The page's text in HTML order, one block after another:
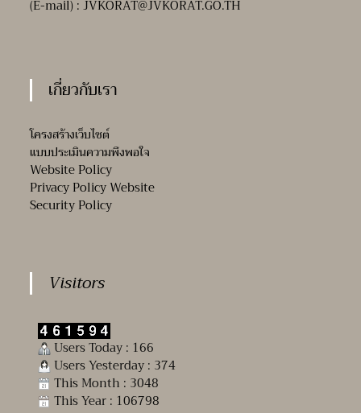
(E-mail) : JVKORAT@JVKORAT.GO.TH
เกี่ยวกับเรา
โครงสร้างเว็บไซต์
แบบประเมินความพึงพอใจ
Website Policy
Privacy Policy Website
Security Policy
Visitors
Users Today : 166
Users Yesterday : 374
This Month : 3048
This Year : 106798